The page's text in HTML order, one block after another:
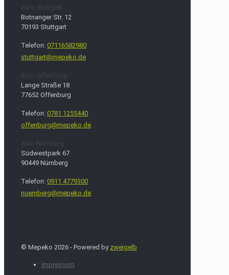
Büro Stuttgart
Botnanger Str. 12
70193 Stuttgart
Telefon: 07116582980
stuttgart@mepeko.de
Büro Offenburg
Lange Straße 18
77652 Offenburg
Telefon: 0781 1255440
offenburg@mepeko.de
Büro Nürnberg
Südwestpark 67
90449 Nürnberg
Telefon: 0911 4779300
nuernberg@mepeko.de
© Mepeko 2026 - Powered by zweigelb
Impressum